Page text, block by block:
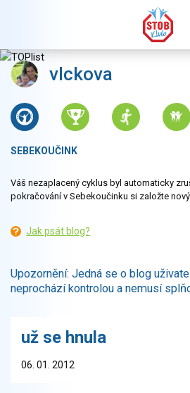
vlckova
SEBEKOUČINK
Váš nezaplacený cyklus byl automaticky
pokračování v Sebekoučinku si založte
Jak psát blog?
Upozornění: Jedná se o blog
neprochází kontrolou a nemusí
už se hnula
06. 01. 2012